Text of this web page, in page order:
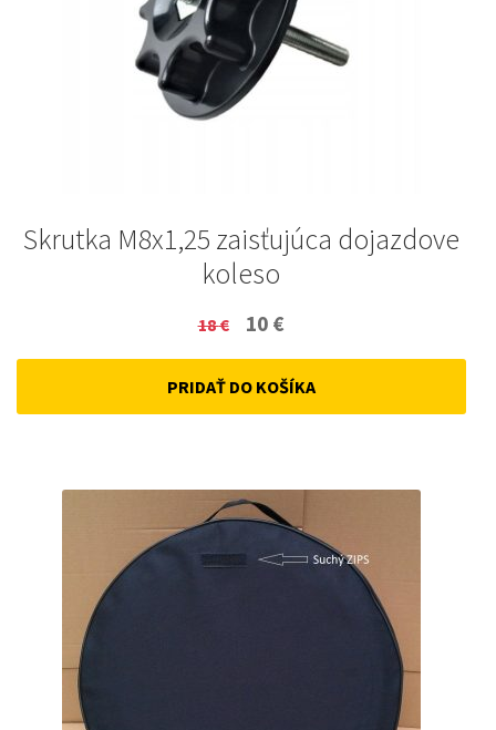
Skrutka M8x1,25 zaisťujúca dojazdove
koleso
18€
Original
price
was:
10 €
price
is:
PRIDAŤ DO KOŠÍKA